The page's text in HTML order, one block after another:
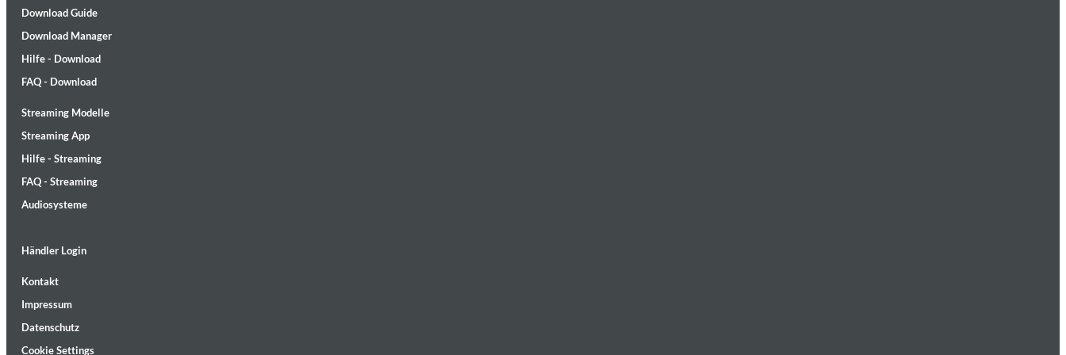
MIDNIGHT SUGAR (Remastered)
Tsuyoshi Yamamoto Trio
Download Guide
Download Manager
Hilfe - Download
FAQ - Download
Streaming Modelle
Streaming App
Hilfe - Streaming
FAQ - Streaming
Audiosysteme
Händler Login
Kontakt
Impressum
Datenschutz
Cookie Settings